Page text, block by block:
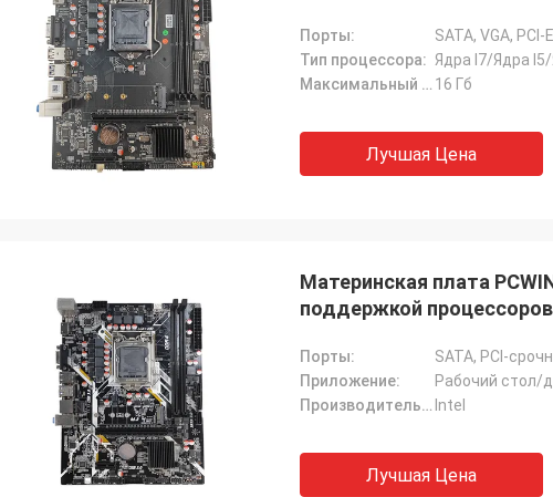
Очень хорошая компания!! У них лучший
товар по лучшей цене!
Порты:
Тип процессора: Ядра I7/Ядра
Максимальный объем оперативной памяти: 16 Гб
Лучшая Цена
Материнская плата
поддержкой
Порты:
SATA, PCI-
Приложение:
Рабочий стол/
Производитель чипсета: Intel
Лучшая Цена